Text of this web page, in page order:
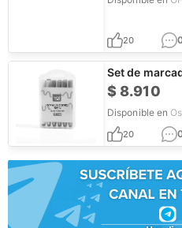
20
Set de
$8.910
Disponible en
20